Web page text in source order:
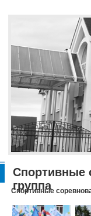
Спортивные
группа
Спортивные